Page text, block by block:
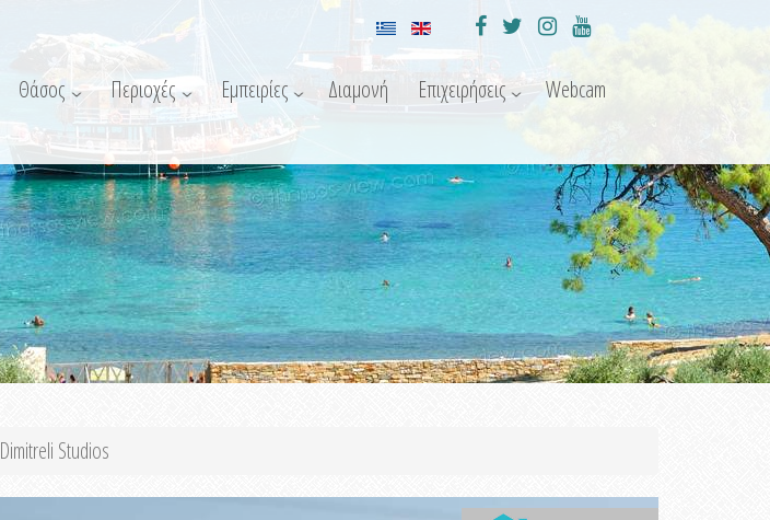
Θάσος Περιοχές Εμπειρίες Διαμονή Επιχειρήσεις Webcam
Dimitreli Studios